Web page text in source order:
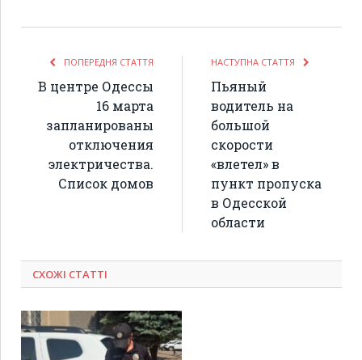
ПОПЕРЕДНЯ СТАТТЯ
В центре Одессы
16 марта
запланированы
отключения
электричества.
Список домов
НАСТУПНА СТАТТЯ
Пьяный
водитель на
большой
скорости
«влетел» в
пункт пропуска
в Одесской
области
СХОЖІ СТАТТІ